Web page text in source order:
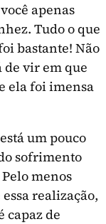
apenas
Tudo o que
bastan­te! Não
de vir em que
ela foi imensa
um pouco
sofri­mento
me­nos
reali­zação,
capaz de